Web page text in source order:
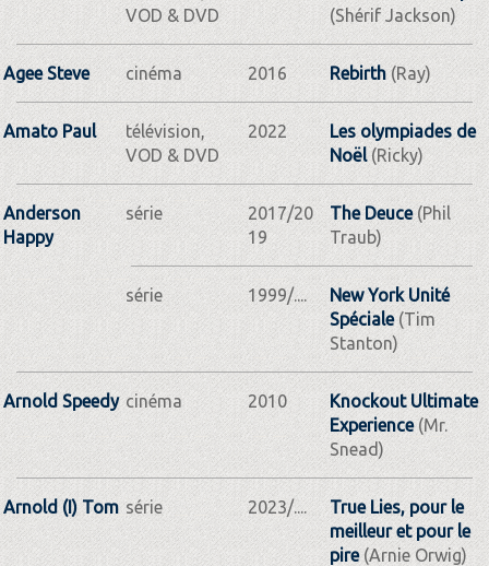
VOD & DVD
(Shérif Jackson)
Agee Steve cinéma 2016 Rebirth(Ray)
Amato Paul
télévision,
VOD & DVD
2022
Les olympiades de
Noël(Ricky)
Anderson
Happy
série
2017/20
19
The Deuce(Phil
Traub)
série 1999/....
New York Unité
Spéciale(Tim
Stanton)
Arnold Speedy cinéma 2010
Knockout Ultimate
Experience(Mr.
Snead)
Arnold (I) Tom série 2023/....
True Lies, pour le
meilleur et pour le
pire(Arnie Orwig)